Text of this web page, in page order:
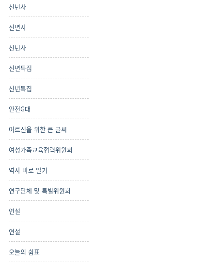
신년사
신년사
신년사
신년특집
신년특집
안전G대
어르신을 위한 큰 글씨
여성가족교육협력위원회
역사 바로 알기
연구단체 및 특별위원회
연설
연설
오늘의 쉼표